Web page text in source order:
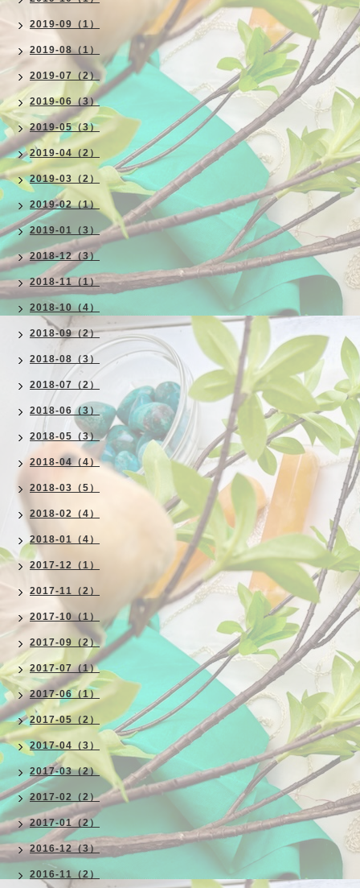
2019-09（1）
2019-08（1）
2019-07（2）
2019-06（3）
2019-05（3）
2019-04（2）
2019-03（2）
2019-02（1）
2019-01（3）
2018-12（3）
2018-11（1）
2018-10（4）
2018-09（2）
2018-08（3）
2018-07（2）
2018-06（3）
2018-05（3）
2018-04（4）
2018-03（5）
2018-02（4）
2018-01（4）
2017-12（1）
2017-11（2）
2017-10（1）
2017-09（2）
2017-07（1）
2017-06（1）
2017-05（2）
2017-04（3）
2017-03（2）
2017-02（2）
2017-01（2）
2016-12（3）
2016-11（2）